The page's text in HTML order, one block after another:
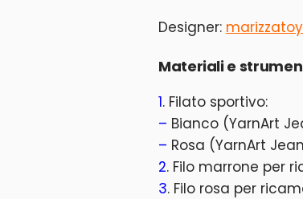
Designer:
Materiali e
1. Filato sportivo:
– Bianco (YarnArt
– Rosa (YarnArt
2. Filo marrone per
3. Filo rosa per